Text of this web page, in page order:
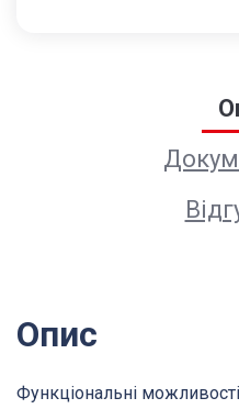
Опис
Функціональні